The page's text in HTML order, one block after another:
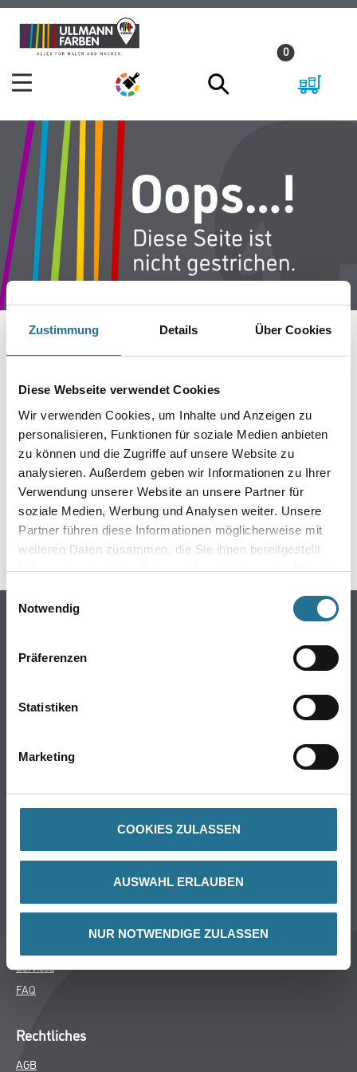
Zustimmung Details Über Cookies
Diese Webseite verwendet Cookies
Wir verwenden Cookies, um Inhalte und Anzeigen zu
personalisieren, Funktionen für soziale Medien anbieten
zu können und die Zugriffe auf unsere Website zu
analysieren. Außerdem geben wir Informationen zu Ihrer
Verwendung unserer Website an unsere Partner für
soziale Medien, Werbung und Analysen weiter. Unsere
Partner führen diese Informationen möglicherweise mit
weiteren Daten zusammen, die Sie ihnen bereitgestellt
haben oder die sie im Rahmen Ihrer Nutzung der Dienste
Einwilligungsauswahl
Notwendig
Präferenzen
Statistiken
Marketing
COOKIES ZULASSEN
AUSWAHL ERLAUBEN
NUR NOTWENDIGE ZULASSEN
Zum
Inhalt
Zum
Navigationsmenü
0
IST AUFGETRETEN
Keine Sorge, wir pinseln schon an der Lösung und
werden das Problem so schnell wie möglich beheben.
Erkunden Sie in der Zwischenzeit unseren Online-Shop
und lassen Sie sich inspirieren.
ZURÜCK ZUM ONLINE-SHOP
Online-Shop
Putze- und Spachtelmassen
Wand- & Deckenbeläge
Über uns
MPlus
Services
FAQ
Rechtliches
AGB